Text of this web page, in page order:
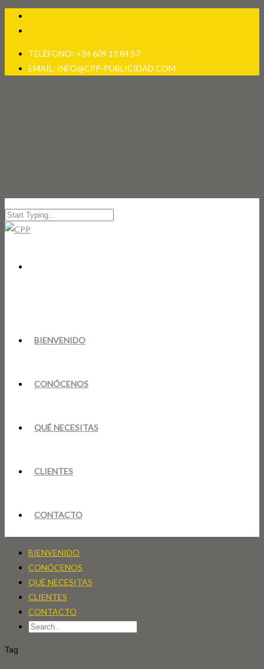
TELÉFONO: +34 609 13 84 57
EMAIL: INFO@CPP-PUBLICIDAD.COM
BIENVENIDO
CONÓCENOS
QUÉ NECESITAS
CLIENTES
CONTACTO
BIENVENIDO
CONÓCENOS
QUÉ NECESITAS
CLIENTES
CONTACTO
Tag